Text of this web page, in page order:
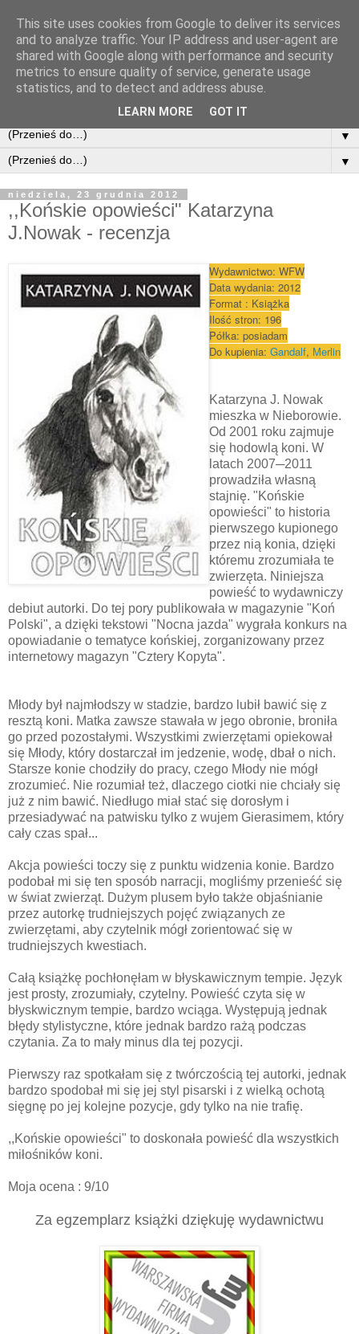
▼
▼
niedziela, 23 grudnia 2012
,,Końskie opowieści" Katarzyna
J.Nowak - recenzja
Wydawnictwo: WFW
Data wydania: 2012
Format : Książka
Ilość stron: 196
Półka: posiadam
Do kupienia: Gandalf, Merlin
Katarzyna J. Nowak
mieszka w Nieborowie.
Od 2001 roku zajmuje
się hodowlą koni. W
latach 2007─2011
prowadziła własną
stajnię. "Końskie
opowieści" to historia
pierwszego kupionego
przez nią konia, dzięki
któremu zrozumiała te
zwierzęta. Niniejsza
powieść to wydawniczy
debiut autorki. Do tej pory publikowała w magazynie "Koń
Polski", a dzięki tekstowi "Nocna jazda" wygrała konkurs na
opowiadanie o tematyce końskiej, zorganizowany przez
internetowy magazyn "Cztery Kopyta".
Młody był najmłodszy w stadzie, bardzo lubił bawić się z
resztą koni. Matka zawsze stawała w jego obronie, broniła
go przed pozostałymi. Wszystkimi zwierzętami opiekował
się Młody, który dostarczał im jedzenie, wodę, dbał o nich.
Starsze konie chodziły do pracy, czego Młody nie mógł
zrozumieć. Nie rozumiał też, dlaczego ciotki nie chciały się
już z nim bawić. Niedługo miał stać się dorosłym i
przesiadywać na patwisku tylko z wujem Gierasimem, który
cały czas spał...
Akcja powieści toczy się z punktu widzenia konie. Bardzo
podobał mi się ten sposób narracji, mogliśmy przenieść się
w świat zwierząt. Dużym plusem było także objaśnianie
przez autorkę trudniejszych pojęć związanych ze
zwierzętami, aby czytelnik mógł zorientować się w
trudniejszych kwestiach.
Całą książkę pochłonęłam w błyskawicznym tempie. Język
jest prosty, zrozumiały, czytelny. Powieść czyta się w
błyskwicznym tempie, bardzo wciąga. Występują jednak
błędy stylistyczne, które jednak bardzo rażą podczas
czytania. Za to mały minus dla tej pozycji.
Pierwszy raz spotkałam się z twórczością tej autorki, jednak
bardzo spodobał mi się jej styl pisarski i z wielką ochotą
sięgnę po jej kolejne pozycje, gdy tylko na nie trafię.
,,Końskie opowieści" to doskonała powieść dla wszystkich
miłośników koni.
Moja ocena : 9/10
Za egzemplarz książki dziękuję wydawnictwu
This site uses cookies from Google to deliver its services
and to analyze traffic. Your IP address and user-agent are
shared with Google along with performance and security
metrics to ensure quality of service, generate usage
statistics, and to detect and address abuse.
LEARN MORE GOT IT